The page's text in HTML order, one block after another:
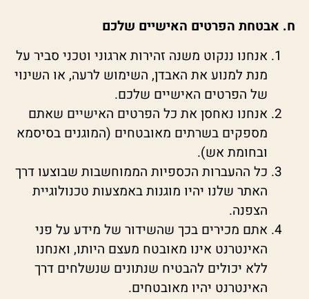
ח. אבטחת הפרטים האישיים שלכם
אנחנו ננקוט משנה זהירות ארגוני וטכני סביר על
מנת למנוע את האבדן, השימוש לרעה, או השינוי
של הפרטים האישיים שלכם.
אנחנו נאחסן את כל הפרטים האישיים שאתם
מספקים בשרתים מאובטחים (המוגנים בסיסמא
ובחומת אש).
כל ההעברות הכספיות הממוחשבות שבוצעו דרך
האתר שלנו יהיו מוגנות באמצעות טכנולוגיית
הצפנה.
אתם מכירים בכך שהשידור של מידע על פני
האינטרנט אינו מאובטח מעצם היותו, ואנחנו
ללא יכולים להבטיח שנתונים שנשלחים דרך
האינטרנט יהיו מאובטחים.